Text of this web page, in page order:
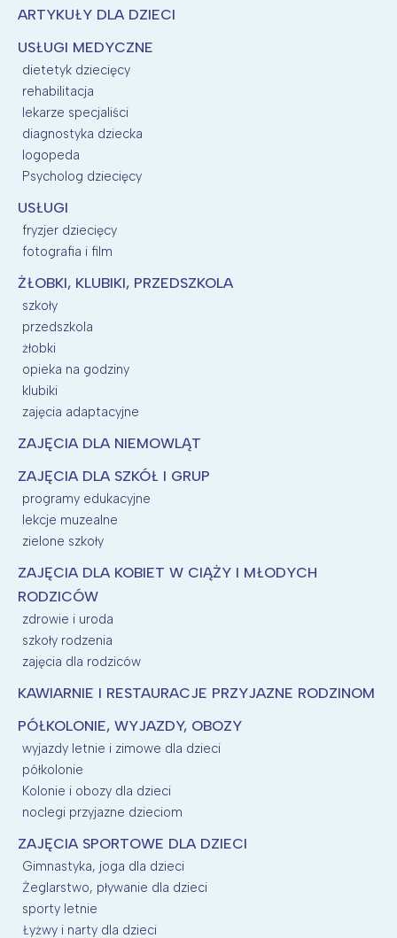
ARTYKUŁY DLA DZIECI
USŁUGI MEDYCZNE
dietetyk dziecięcy
rehabilitacja
lekarze specjaliści
diagnostyka dziecka
logopeda
Psycholog dziecięcy
USŁUGI
fryzjer dziecięcy
fotografia i film
ŻŁOBKI, KLUBIKI, PRZEDSZKOLA
szkoły
przedszkola
żłobki
opieka na godziny
klubiki
zajęcia adaptacyjne
ZAJĘCIA DLA NIEMOWLĄT
ZAJĘCIA DLA SZKÓŁ I GRUP
programy edukacyjne
lekcje muzealne
zielone szkoły
ZAJĘCIA DLA KOBIET W CIĄŻY I MŁODYCH
RODZICÓW
zdrowie i uroda
szkoły rodzenia
zajęcia dla rodziców
KAWIARNIE I RESTAURACJE PRZYJAZNE RODZINOM
PÓŁKOLONIE, WYJAZDY, OBOZY
wyjazdy letnie i zimowe dla dzieci
półkolonie
Kolonie i obozy dla dzieci
noclegi przyjazne dzieciom
ZAJĘCIA SPORTOWE DLA DZIECI
Gimnastyka, joga dla dzieci
Żeglarstwo, pływanie dla dzieci
sporty letnie
Łyżwy i narty dla dzieci